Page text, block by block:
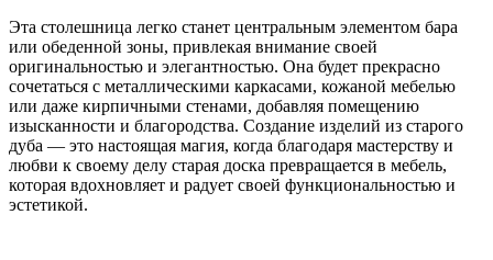
Эта столешница легко станет центральным элементом бара
или обеденной зоны, привлекая внимание своей
оригинальностью и элегантностью. Она будет прекрасно
сочетаться с металлическими каркасами, кожаной мебелью
или даже кирпичными стенами, добавляя помещению
изысканности и благородства. Создание изделий из старого
дуба — это настоящая магия, когда благодаря мастерству и
любви к своему делу старая доска превращается в мебель,
которая вдохновляет и радует своей функциональностью и
эстетикой.